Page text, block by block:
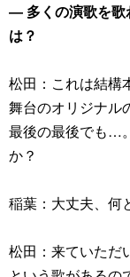
― 多くの演歌を歌
は？
松田：これは結構
舞台のオリジナル
最後の最後でも…
か？
稲葉：大丈夫、何
松田：来ていただ